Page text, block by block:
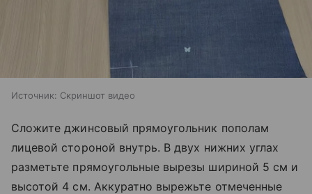
Источник: Скриншот видео
Сложите джинсовый прямоугольник пополам
лицевой стороной внутрь. В двух нижних углах
разметьте прямоугольные вырезы шириной 5 см и
высотой 4 см. Аккуратно вырежьте отмеченные